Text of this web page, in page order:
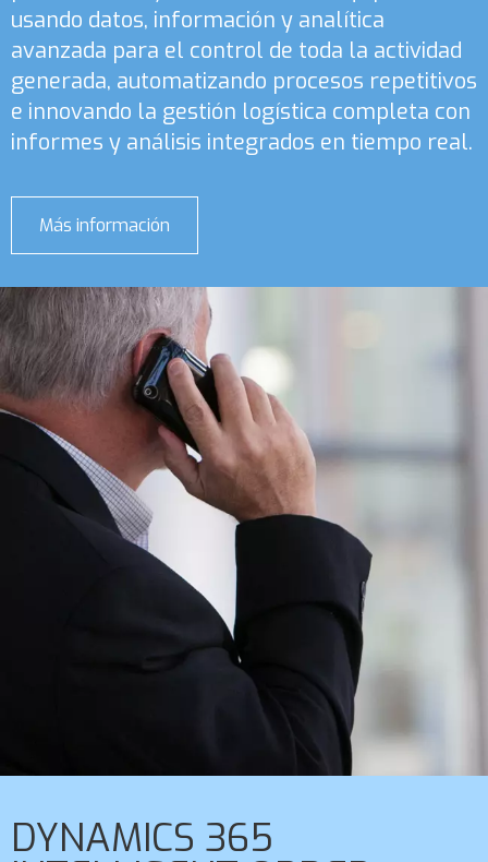
usando datos, información y analítica
avanzada para el control de toda la actividad
generada, automatizando procesos repetitivos
e innovando la gestión logística completa con
informes y análisis integrados en tiempo real.
Más información
365
Chain
DYNAMICS 365